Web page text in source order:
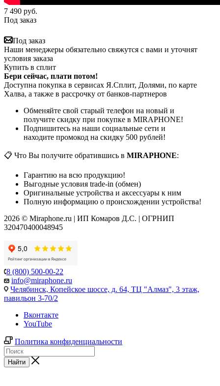
7 490 руб.
Под заказ
Под заказ
Наши менеджеры обязательно свяжутся с вами и уточнят
условия заказа
Купить в сплит
Бери сейчас, плати потом!
Доступна покупка в сервисах Я.Сплит, Долями, по карте
Халва, а также в рассрочку от банков-партнеров
Обменяйте свой старый телефон на новый и
получите скидку при покупке в MIRAPHONE!
Подпишитесь на наши социальные сети и
находите промокод на скидку 500 рублей!
📋 Что Вы получите обратившись в MIRAPHONE:
Гарантию на всю продукцию!
Выгодные условия trade-in (обмен)
Оригинальные устройства и аксессуары к ним
Полную информацию о происхождении устройства!
2026 © Miraphone.ru | ИП Комаров Д.С. | ОГРНИП
320470400048945
8 (800) 500-00-22
info@miraphone.ru
Челябинск, Копейское шоссе, д. 64, ТЦ "Алмаз", 3 этаж,
павильон 3-70/2
Вконтакте
YouTube
Политика конфиденциальности
Найти